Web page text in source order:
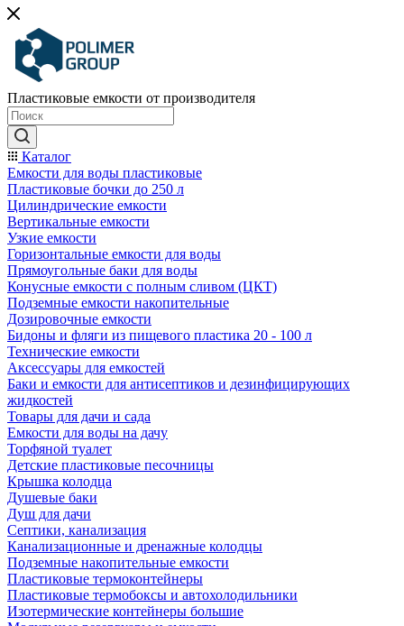
Пластиковые емкости от производителя
Каталог
Емкости для воды пластиковые
Пластиковые бочки до 250 л
Цилиндрические емкости
Вертикальные емкости
Узкие емкости
Горизонтальные емкости для воды
Прямоугольные баки для воды
Конусные емкости с полным сливом (ЦКТ)
Подземные емкости накопительные
Дозировочные емкости
Бидоны и фляги из пищевого пластика 20 - 100 л
Технические емкости
Аксессуары для емкостей
Баки и емкости для антисептиков и дезинфицирующих
жидкостей
Товары для дачи и сада
Емкости для воды на дачу
Торфяной туалет
Детские пластиковые песочницы
Крышка колодца
Душевые баки
Душ для дачи
Септики, канализация
Канализационные и дренажные колодцы
Подземные накопительные емкости
Пластиковые термоконтейнеры
Пластиковые термобоксы и автохолодильники
Изотермические контейнеры большие